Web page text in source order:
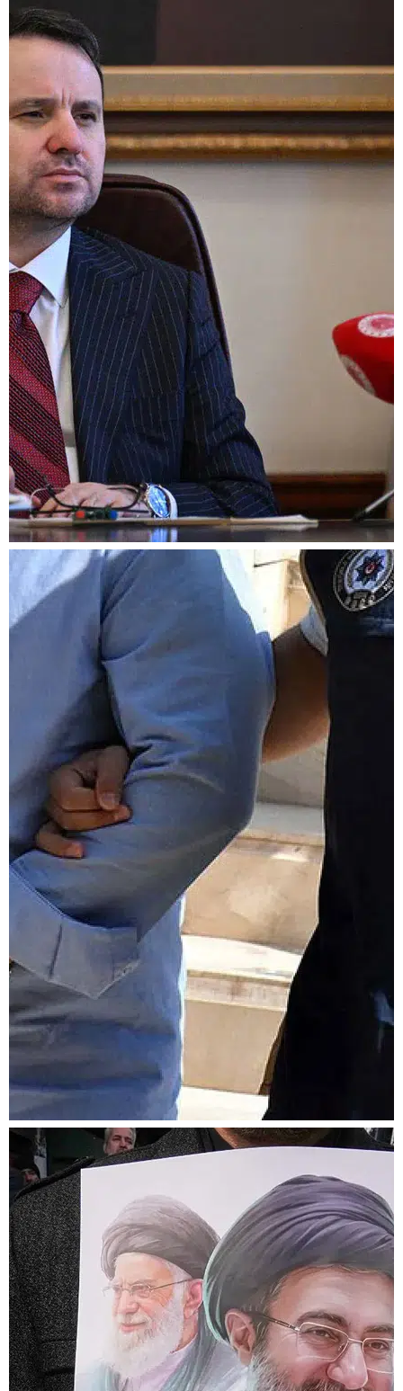
Bakan Gürlek, Muhsin
Yazıcıoğlu'nun ailesini
kabul edecek
Keşan’da sınır hattında
operasyon: Yurt dışına
kaçmaya çalışan 3
FETÖ üyesi yakalandı